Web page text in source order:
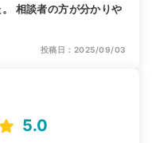
相談者の方が分かりや
投稿日：2025/09/03
5.0